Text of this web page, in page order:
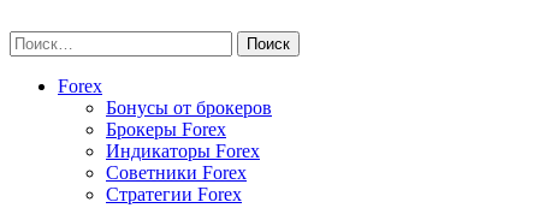
to
content
Найти:
Forex
Бонусы от брокеров
Брокеры Forex
Индикаторы Forex
Советники Forex
Стратегии Forex